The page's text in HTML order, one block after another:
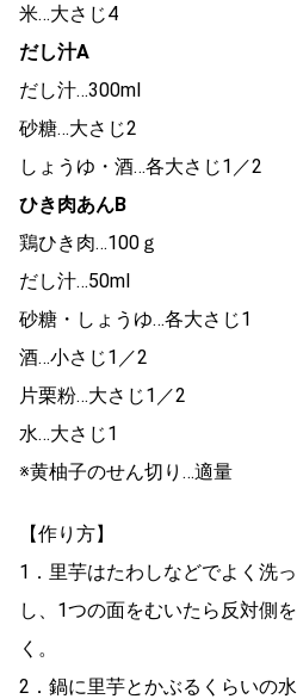
米…大さじ4
だし汁A
だし汁…300ml
砂糖…大さじ2
しょうゆ・酒…各大さじ1／2
ひき肉あんB
鶏ひき肉…100ｇ
だし汁…50ml
砂糖・しょうゆ…各大さじ1
酒…小さじ1／2
片栗粉…大さじ1／2
水…大さじ1
※黄柚子のせん切り…適量
【作り方】
1．里芋はたわしなどでよく洗
し、1つの面をむいたら反対側
く。
2．鍋に里芋とかぶるくらいの